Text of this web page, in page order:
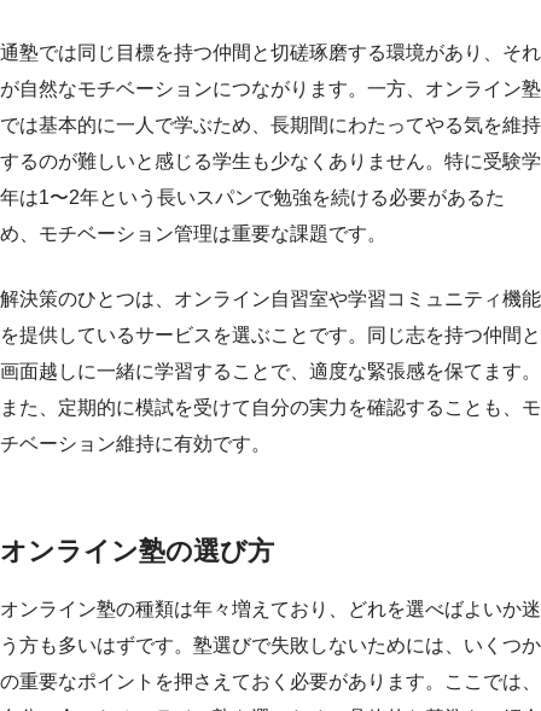
通塾では同じ目標を持つ仲間と切磋琢磨する環境があり、それ
が自然なモチベーションにつながります。一方、オンライン塾
では基本的に一人で学ぶため、長期間にわたってやる気を維持
するのが難しいと感じる学生も少なくありません。特に受験学
年は1〜2年という長いスパンで勉強を続ける必要があるた
め、モチベーション管理は重要な課題です。
解決策のひとつは、オンライン自習室や学習コミュニティ機能
を提供しているサービスを選ぶことです。同じ志を持つ仲間と
画面越しに一緒に学習することで、適度な緊張感を保てます。
また、定期的に模試を受けて自分の実力を確認することも、モ
チベーション維持に有効です。
オンライン塾の選び方
オンライン塾の種類は年々増えており、どれを選べばよいか迷
う方も多いはずです。塾選びで失敗しないためには、いくつか
の重要なポイントを押さえておく必要があります。ここでは、